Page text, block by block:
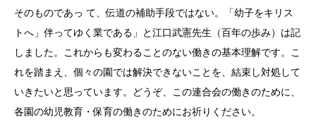
そのものであっ て、伝道の補助手段ではない。「幼子をキリス
トへ」伴ってゆく業である」と江口武憲先生（百年の歩み）は記
しました。これからも変わることのない働きの基本理解です。こ
れを踏まえ、個々の園では解決できないことを、結束し対処して
いきたいと思っています。どうぞ、この連合会の働きのために、
各園の幼児教育・保育の働きのためにお祈りください。